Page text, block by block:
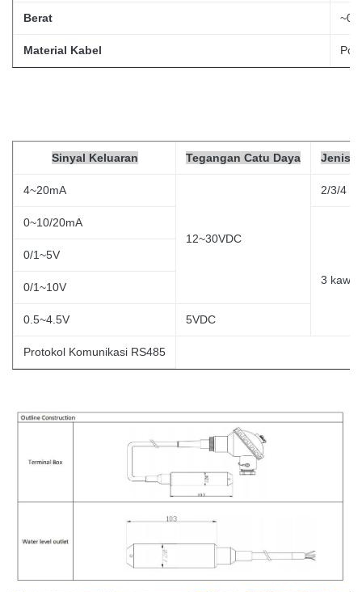
Berat
Material Kabel
Sinyal Keluaran Tegangan Catu Daya Jenis
4~20mA
12~30VDC
2/3/4
0~10/20mA
3 kawat
0/1~5V
0/1~10V
0.5~4.5V 5VDC
Protokol Komunikasi RS485